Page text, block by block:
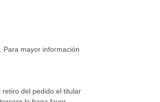
Para mayor información
del pedido el titular